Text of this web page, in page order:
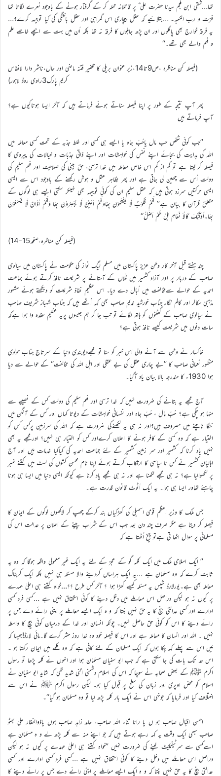
تھا…شقی ابن ملجم سیدنا حضرت علی ؓ پر قاتلانہ حملہ کر کے گرفتار ہونے کے باوجود نعرے لگاتا تھا
فزت و رب الکعبہ۔ …بتلائیے کہ عقل بیچاری اس گمراہی اور عقل باختگی کی کیا توجیہہ کرے؟…
یہ فرقہ خوارج بھی پاگلوں اور ان پڑھ جاہلوں کا فرقہ نہ تھا بلکہ اُن میں بہت سے اچھے خاصے علم
و فہم والے بھی تھے۔‘‘
(فیصلہ کن مناظرہ ،ص9تا14،زیر عنوان بریلی کا تکفیر فتنہ ماضی اور حال،ناشر دارا لانفاس
کریم پارک3راوی روڈ لاہور)
پھر آپ نتیجہ کے طور پر اپنا فیصلہ سناتے ہوئے فرماتے ہیں کہ آخر ایسا ہوتاکیوں ہے؟
آپ فرماتے ہیں
’’جب کوئی شخص حب مال یاحُبّ جاہ یا ایسے ہی کسی اور غلط جذبہ کے تحت کسی معاملہ میں
اللہ کی ہدایت کی بجائے اپنے نفس کی خواہشات اور اپنے ذاتی جذبات و خیالات کی پیروی کا
فیصلہ کر لیتا ہے تو کم از کم اس خاص معاملہ میں خدا ترسی، حق بینی کی صلاحیت اور فہم سلیم کی
دولت اُس سے چھین لی جاتی ہے اور پھر بظاہر عقل و ہوش رکھنے کے باوجود اس سے ایسی
ایسی حرکتیں سرزد ہوتی ہیں کہ عقل سلیم ان کی کوئی توجیہہ بھی نہیںکر سکتی ایسے ہی لوگوں کے
متعلق قرآن کا بیان ہے’’ لَھُمْ قُلُوْبٌ لَّا یَفْقَہُوْنَ بِھَاوَلَھُمْ اَعْیُنٌ لَّا یُبْصِرُوْنَ بِھَا وَلَھُمْ اٰذَانٌ لَّا یَسْمَعُوْنَ
بِھَا۔اُولٰٓئِکَ کَالْاَ نْعَامِ بَلْ ھُمْ اَضَلُّ‘‘
(فیصلہ کن مناظرہ،صفحہ15-14)
چند ہفتے قبل آخر کار وطن عزیز پاکستان میں مسلم لیگ نواز کی حکومت نے پاکستان میں سیالوی
صاحب کے دربار پر اور آزاد کشمیر میں مُلّاں کے آستانے پر شریعت نافذ کرتے ہوئے جماعت
احمدیہ کے حوالے سےمخالفت میں اُبال دے دیا۔ اس عظیم نفاذ شریعت کو دیکھتے ہوئے مشہور
مذہبی سکالر اور کالم نگار جناب خورشید ندیم صاحب بھی کہہ اُٹھے ہیں کہ جناب شہباز شریف صاحب
نے سیالوی صاحب کے گھٹنوں کو ہاتھ لگائے تو تب جا کر ہم جیسوں پریہ عظیم عقدہ وا ہوا ہےکہ
سات دنوں میں شریعت کیسے نافذ ہوتی ہے؟
خاکسار نے وطن سے آنے والی اس خبر کو سنا تو مجھےدیوبندی دنیا کے سرتاج جناب مولوی
منظور نعمانی صاحب کا ’’بے چاری عقل کی بے عقلی اور اہل اللہ کی مخالفت‘‘ کے حوالے سے دیا
ہوا 1930ء کا مندرجہ بالا بیان یاد آگیا۔
آج مجھے یہ بتانے کی ضرورت نہیں کہ خدا ترسی اور فہم سلیم کی دولت کس کے نصیبے سے
منہا ہو چکی ہے؟ حُبّ مال ، حُبّ جاہ اور نفسانی خواہشات کے دیوتا کہاں اور کس کے آنگن میں
ننگا ناچنے میں مصروف ہیں؟اور نہ ہی یہ لکھنےکی ضرورت ہے کہ اللہ کی سرزمین پرکس کس کو
اختیار ہے کہ وہ کسی کے کافر ہونے کا اعلان کرےاور کس کو اختیار ہی نہیں؟ اورمجھے یہ بھی
نہیں یاد کرنا کہ کشمیر اور سر زمین کشمیر کے لئے جماعت احمدیہ کی کیاکیا خدمات ہیں اور آج
اہالیان کشمیر نے کس نا سپاسی کا ارتکاب کرتے ہوئے اپنا نام محسن کشوں کی لسٹ میں کتنے نمبر
پر لکھوالیا ہے؟ نہ ہی مجھے لکھنا ہے اور نہ ہی مجھے یاد کرنا ہے کیونکہ ایسی دنیا میں ایسا ہی ہونا
چاہئے تھاور ایسا ہی ہوا۔ یہ ایک اَٹوٹ قانون قدرت ہے۔
جس ملک کا وزیر اعظم قومی اسمبلی کی کھڑکیاں بند کرکے چھپ کر لاکھوں لوگوں کے ایمان کا
فیصلہ کر دیتا ہے مگر صرف چند دن بعد جب اس کے شراب پینے کے اعلان پر عدالت اس کی
مسلمانی پر سوال اٹھا تی ہےتو چیخ اُٹھتا ہے کہ
’’ ایک اسلامی ملک میں ایک کلمہ گو کے عجز کے لئے یہ ایک غیر معمولی واقعہ ہوگا کہ وہ یہ
ثابت کرے کہ وہ مسلمان ہے …یہ ایک ہراساں کردینے والا مسئلہ ہی نہیں بلکہ ایک کربناک
معاملہ بھی ہے۔یورلارڈ شپس یہ مسئلہ کیسے کھڑا ہوا ؟ آخر کس طرح ؟؟…خواہ کتنے ہی اعلیٰ عہدے
پر کیوں نہ ہو لیکن دراصل اس معاملے میں دخل دینے کا کوئی استحقاق نہیں ہے …کسی فرد کسی
ادارے اور کسی عدالتی بنچ کا یہ حق نہیں بنتا کہ و ہ ایک ایسے معاملے پر اپنی رائے دے جس پر
رائے دینے کا اس کو کوئی حق حاصل نہیں۔ چونکہ انسان اور خدا کے درمیان کوئی بیچ کا واسطہ
نہیں ۔ اللہ اور انسان کا معاملہ ہے اور اس کا فیصلہ خود وہ خدا روز حشر کرے گا۔مائی لارڈ!جیسا کہ
مَیں اس سے پہلے کہہ چکا ہوں کہ ایک مسلمان کے لئے کافی ہے کہ وہ کلمے میں ایمان رکھتا ہو ۔
اس حد تک بات کی جا سکتی ہے کہ جب ابو سفیان مسلمان ہوا اور انہوں نے کلمہ پڑھا تو رسول
اکرم ﷺ کے بعض صحابہ نے سوچا کہ اس کی اسلام دشمنی اتنی شدید تھی کہ شاید ابو سفیان نے
اسلام کو محض اوپری اور زبان کی سطح پر قبول کیا ہو۔ لیکن رسول اکرم ﷺ نے اس سے
اختلاف کیا اور فرمایا کہ جونہی اس نے ایک بار کلمہ پڑھ لیا تو وہ مسلمان ہو گیا‘‘۔
احسن اقبال صاحب ہو ں یا رانا ثناء اللہ صاحب، حامد زاہد صاحب ہوں یاذوالفقار علی بھٹو
صاحب سبھی ایک وقت یہ کہہ رہے ہوتے ہیں کہ جو اپنے منہ سے کلمہ پڑھ لے و ہ مسلمان ہے
اسےکسی سے سرٹیفیکیٹ لینے کی ضرورت نہیں ’’خواہ کتنے ہی اعلیٰ عہدے پر کیوں نہ ہو لیکن
دراصل اس معاملے میں دخل دینے کا کوئی استحقاق نہیں ہے …کسی فرد کسی ادارے اور کسی
عدالتی بنچ کا یہ حق نہیں بنتا کہ و ہ ایک ایسے معاملے پر اپنی رائے دے جس پر رائے دینے کا